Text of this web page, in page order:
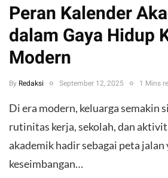
Peran Kalender
dalam Gaya Hidup
Modern
By Redaksi September 12, 2025 1 Mins
Di era modern, keluarga semakin
rutinitas kerja, sekolah, dan
akademik hadir sebagai peta
keseimbangan…